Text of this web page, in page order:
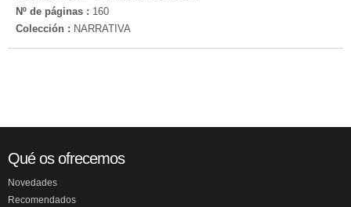
Nº de páginas : 160
Colección : NARRATIVA
Qué os ofrecemos
Novedades
Recomendados